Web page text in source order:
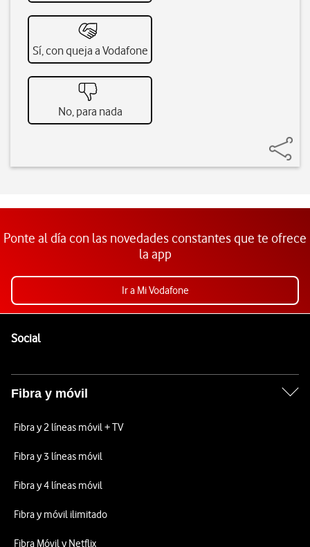
Sí, con queja a Vodafone
No, para nada
Ponte al día con las novedades constantes que te ofrece
la app
Ir a Mi Vodafone
SocialEnlaces a las redes sociales de Vodafone
Fibra y móvil
Fibra y 2 líneas móvil + TV
Fibra y 3 líneas móvil
Fibra y 4 líneas móvil
Fibra y móvil ilimitado
Fibra Móvil y Netflix